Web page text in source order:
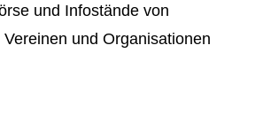
und Infostände von
Vereinen und Organisationen